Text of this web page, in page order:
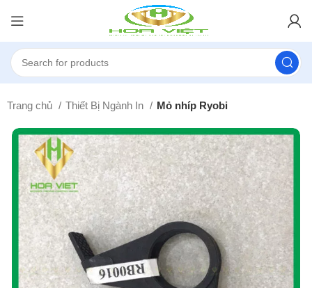
Trang chủ Thiết Bị Ngành In Mỏ nhíp Ryobi